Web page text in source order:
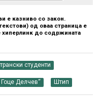
е казниво со закон.
од оваа страница е
до содржината
студенти
Гоце Делчев“ Штип